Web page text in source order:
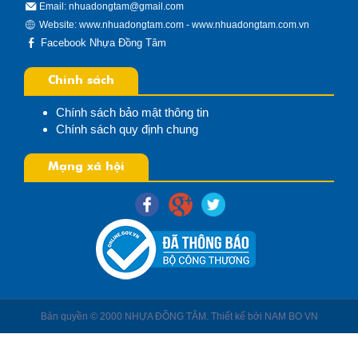
Email: nhuadongtam@gmail.com
Website:www.nhuadongtam.com -www.nhuadongtam.com.vn
Facebook Nhựa Đồng Tâm
Chính sách
Chính sách bảo mật thông tin
Chính sách quy định chung
Mạng xã hội
Bản quyền © 2000 NHỰA ĐỒNG TÂM. Thiết kế bởi NAM BO VN